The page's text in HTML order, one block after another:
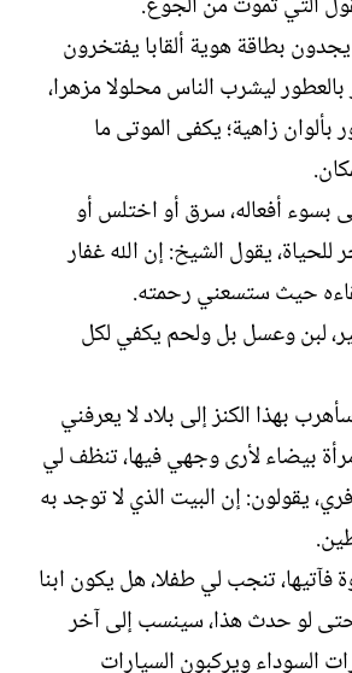
بطاقة هوية ألقابا يفتخرون
بالعطور ليشرب الناس محلوﻻ مزهرا،
بألوان زاهية؛ يكفى الموتى ما
بسوء أفعاله، سرق أو اختلس أو
يقول الشيخ: إن الله غفار
حيث ستسعني رحمته.
لبن وعسل بل ولحم يكفي لكل
بهذا الكنز إلى بلاد لا يعرفني
بيضاء ﻷرى وجهي فيها، تنظف لي
يقولون: إن البيت الذي لا توجد به
فآتيها، تنجب لي طفلا، هل يكون ابنا
لو حدث هذا، سينسب إلى آخر
السوداء ويركبون السيارات